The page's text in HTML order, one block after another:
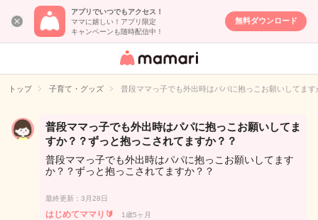
アプリでいつでもアクセス！
ママに嬉しい！アプリ限定
キャンペーンも随時配信中！
無料ダウンロード
女性専用匿名QA
イト
トップ 子育て・グッズ 普段ママっ子でも外出時はパパに抱っこお願いしてま
普段ママっ子でも外出時はパパに抱っこお願いしてま
すか？？ずっと抱っこされてますか？？
普段ママっ子でも外出時はパパに抱っこお願いしてます
か？？ずっと抱っこされてますか？？
最終更新：3月28日
はじめてママり🔰 1歳5ヶ月